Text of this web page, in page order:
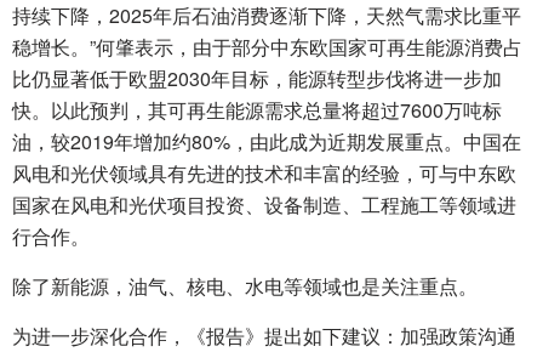
持续下降，2025年后石油消费逐渐下降，天然气需求比重平
稳增长。”何肇表示，由于部分中东欧国家可再生能源消费占
比仍显著低于欧盟2030年目标，能源转型步伐将进一步加
快。以此预判，其可再生能源需求总量将超过7600万吨标
油，较2019年增加约80%，由此成为近期发展重点。中国在
风电和光伏领域具有先进的技术和丰富的经验，可与中东欧
国家在风电和光伏项目投资、设备制造、工程施工等领域进
行合作。
除了新能源，油气、核电、水电等领域也是关注重点。
为进一步深化合作，《报告》提出如下建议：加强政策沟通